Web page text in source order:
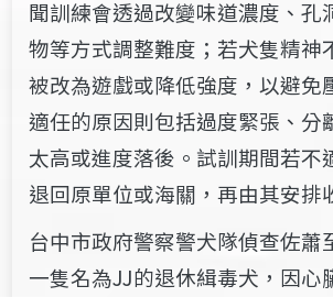
聞訓練會透過改變味道濃度、孔
物等方式調整難度；若犬隻精神
被改為遊戲或降低強度，以避免
適任的原因則包括過度緊張、分
太高或進度落後。試訓期間若不
退回原單位或海關，再由其安排
台中市政府警察警犬隊偵查佐蕭
一隻名為JJ的退休緝毒犬，因心